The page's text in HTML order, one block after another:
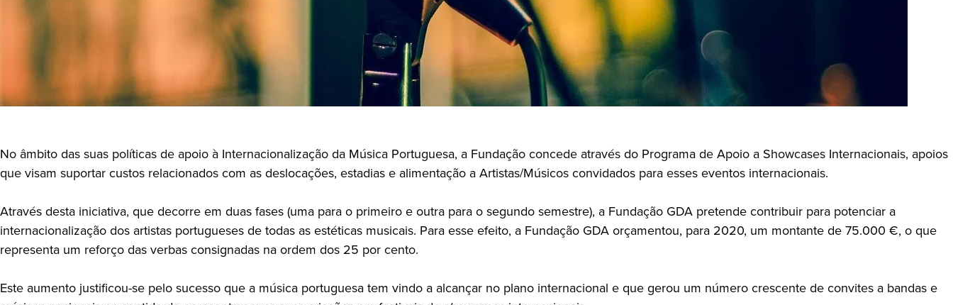
No âmbito das suas políticas de apoio à Internacionalização da Música Portuguesa, a Fundação concede através do Programa de Apoio a Showcases Internacionais, apoios
que visam suportar custos relacionados com as deslocações, estadias e alimentação a Artistas/Músicos convidados para esses eventos internacionais.
Através desta iniciativa, que decorre em duas fases (uma para o primeiro e outra para o segundo semestre), a Fundação GDA pretende contribuir para potenciar a
internacionalização dos artistas portugueses de todas as estéticas musicais. Para esse efeito, a Fundação GDA orçamentou, para 2020, um montante de 75.000 €, o que
representa um reforço das verbas consignadas na ordem dos 25 por cento.
Este aumento justificou-se pelo sucesso que a música portuguesa tem vindo a alcançar no plano internacional e que gerou um número crescente de convites a bandas e